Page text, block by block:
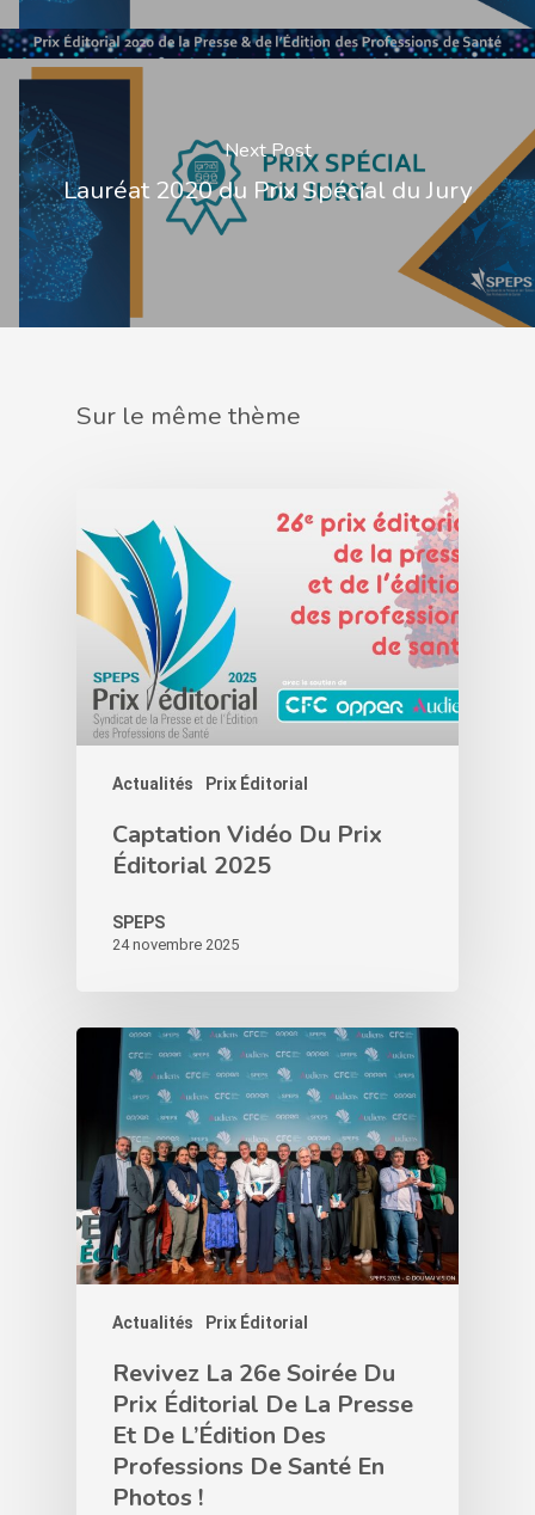
Next Post
Lauréat 2020 du Prix Spécial du Jury
Sur le même thème
Actualités Prix Éditorial
Captation Vidéo Du Prix
Éditorial 2025
SPEPS
24 novembre 2025
Actualités Prix Éditorial
Revivez La 26e Soirée Du
Prix Éditorial De La Presse
Et De L’Édition Des
Professions De Santé En
Photos !